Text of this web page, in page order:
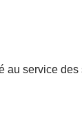
au service